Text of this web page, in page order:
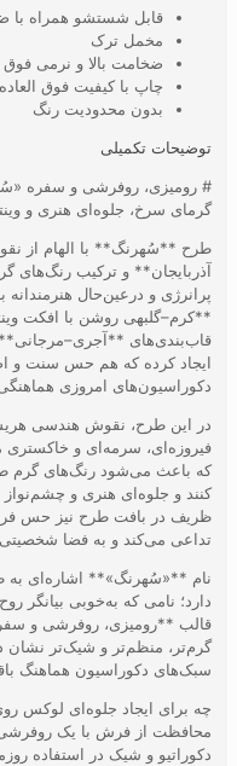
قابل شستشو همراه با
مخمل ترک
ضخامت بالا و نرمی فوق
چاپ با کیفیت فوق
بدون محدودیت رنگ
توضیحات تکمیلی
# رومیزی، روفرشی و سفره
گرمای سرخ، جلوه‌ای هنری و
طرح **سُهرنگ** با الهام از
آذربایجان** و ترکیب رنگ‌های
پرانرژی و درعین‌حال
**کرم–گلبهی روشن با افکت
قاب‌بندی‌های
ایجاد کرده که هم حس سنت و
دکوراسیون‌های امروزی هماهنگی
در این طرح، نقوش هندسی
فیروزه‌ای، سرمه‌ای و خاکستری
که باعث می‌شود رنگ‌های گرم
کنند و جلوه‌ای هنری و
ظریف در بافت طرح نیز حس
تداعی می‌کند و به فضا
نام **«سُهرنگ»** اشاره‌ای
دارد؛ نامی که به‌خوبی بیانگر
قالب **رومیزی، روفرشی و
گرم‌تر، منظم‌تر و شیک‌تر نشان
سبک‌های دکوراسیون هماهنگ
چه برای ایجاد جلوه‌ای لوکس
محافظت از فرش با یک روفرشی
دکوراتیو و شیک در استفاده